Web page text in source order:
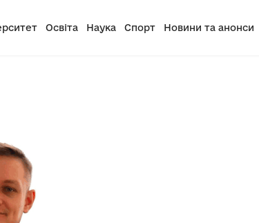
Освіта Наука Спорт Новини та анонси